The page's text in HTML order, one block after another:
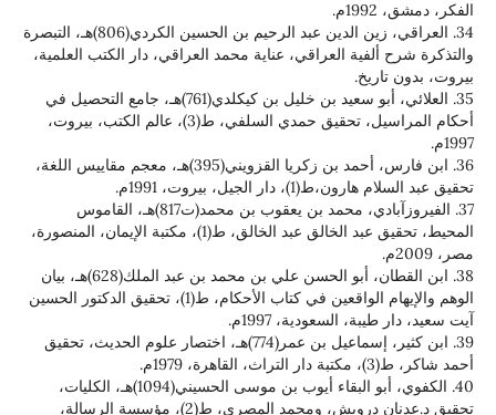
34. العراقي، زين الدين عبد الرحيم بن الحسين الكردي(806)هـ، التبصرة
العراقي، عناية محمد العراقي، دار الكتب العلمية،
35. العلائي، أبو سعيد بن خليل بن كيكلدي(761)هـ، جامع التحصيل في
أحكام المراسيل، تحقيق حمدي السلفي، ط(3)، عالم الكتب، بيروت،
36. ابن فارس، أحمد بن زكريا القزويني(395)هـ، معجم مقاييس اللغة،
دار الجيل، بيروت، 1991م.
37. الفيروزآبادي، محمد بن يعقوب بن محمد(ت817)هـ، القاموس
المحيط، تحقيق عبد الخالق عبد الخالق، ط(1)، مكتبة الإيمان، المنصورة،
38. ابن القطان، أبو الحسن علي بن محمد بن عبد الملك(628)هـ، بيان
الوهم والإيهام الواقعين في كتاب الأحكام، ط(1)، تحقيق الدكتور الحسين
السعودية، 1997م.
39. ابن كثير، إسماعيل بن عمر(774)هـ، اختصار علوم الحديث، تحقيق
40. الكفوي، أبو البقاء أيوب بن موسى الحسيني(1094)هـ، الكليات،
تحقيق د.عدنان درويش، ومحمد المصري، ط(2)، مؤسسة الرسالة،